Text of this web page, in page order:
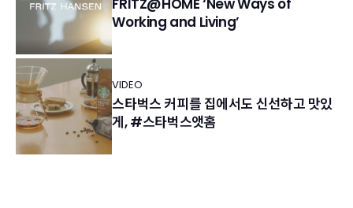
FRITZ@HOME ‘New Ways of
Working and Living’
VIDEO
스타벅스 커피를 집에서도 신선하고 맛있
게, #스타벅스앳홈